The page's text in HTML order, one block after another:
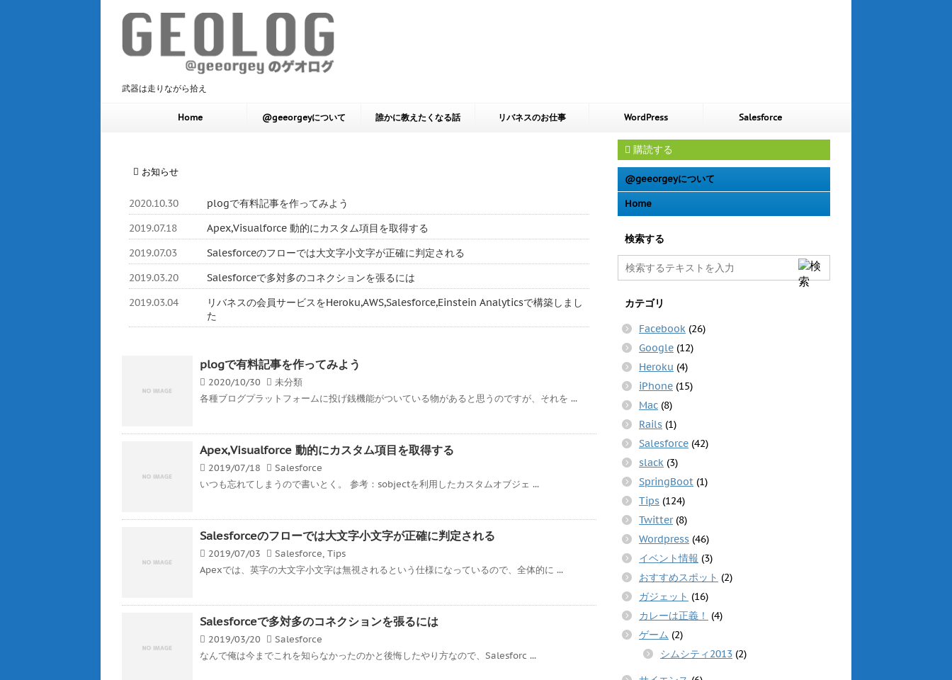
武器は走りながら拾え
Home @geeorgeyについて 誰かに教えたくなる話 リバネスのお仕事 WordPress Salesforce
お知らせ
2020.10.30
plogで有料記事を作ってみよう
2019.07.18
Apex,Visualforce 動的にカスタム項目を取得する
2019.07.03
Salesforceのフローでは大文字小文字が正確に判定される
2019.03.20
Salesforceで多対多のコネクションを張るには
2019.03.04
リバネスの会員サービスをHeroku,AWS,Salesforce,Einstein Analyticsで構築しまし
た
plogで有料記事を作ってみよう
2020/10/30
未分類
各種ブログプラットフォームに投げ銭機能がついている物があると思うのですが、それを ...
Apex,Visualforce 動的にカスタム項目を取得する
2019/07/18
Salesforce
いつも忘れてしまうので書いとく。 参考：sobjectを利用したカスタムオブジェ ...
Salesforceのフローでは大文字小文字が正確に判定される
2019/07/03 Salesforce, Tips
Apexでは、英字の大文字小文字は無視されるという仕様になっているので、全体的に ...
Salesforceで多対多のコネクションを張るには
2019/03/20
Salesforce
なんで俺は今までこれを知らなかったのかと後悔したやり方なので、Salesforc ...
購読する
@geeorgeyについて
Home
検索する
カテゴリ
Facebook (26)
Google (12)
Heroku (4)
iPhone (15)
Mac (8)
Rails (1)
Salesforce (42)
slack (3)
SpringBoot (1)
Tips (124)
Twitter(8)
Wordpress (46)
イベント情報 (3)
おすすめスポット (2)
ガジェット (16)
カレーは正義！
(4)
ゲーム (2)
シムシティ2013 (2)